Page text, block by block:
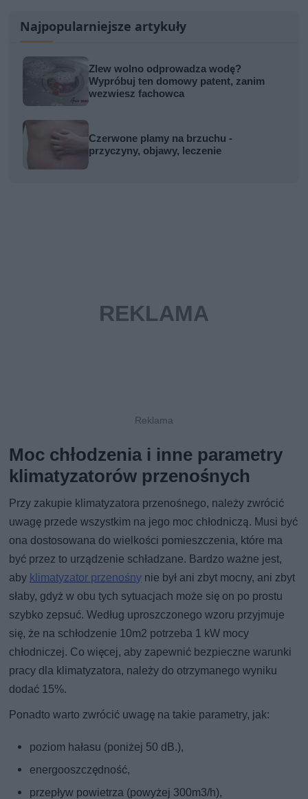
Najpopularniejsze artykuły
Zlew wolno odprowadza wodę?
Wypróbuj ten domowy patent, zanim
wezwiesz fachowca
Czerwone plamy na brzuchu -
przyczyny, objawy, leczenie
Moc chłodzenia i inne parametry
klimatyzatorów przenośnych
Przy zakupie klimatyzatora przenośnego, należy zwrócić
uwagę przede wszystkim na jego moc chłodniczą. Musi być
ona dostosowana do wielkości pomieszczenia, które ma
być przez to urządzenie schładzane. Bardzo ważne jest,
aby klimatyzator przenośny nie był ani zbyt mocny, ani zbyt
słaby, gdyż w obu tych sytuacjach może się on po prostu
szybko zepsuć. Według uproszczonego wzoru przyjmuje
się, że na schłodzenie 10m2 potrzeba 1 kW mocy
chłodniczej. Co więcej, aby zapewnić bezpieczne warunki
pracy dla klimatyzatora, należy do otrzymanego wyniku
dodać 15%.
Ponadto warto zwrócić uwagę na takie parametry, jak:
poziom hałasu (poniżej 50 dB.),
energooszczędność,
przepływ powietrza (powyżej 300m3/h),